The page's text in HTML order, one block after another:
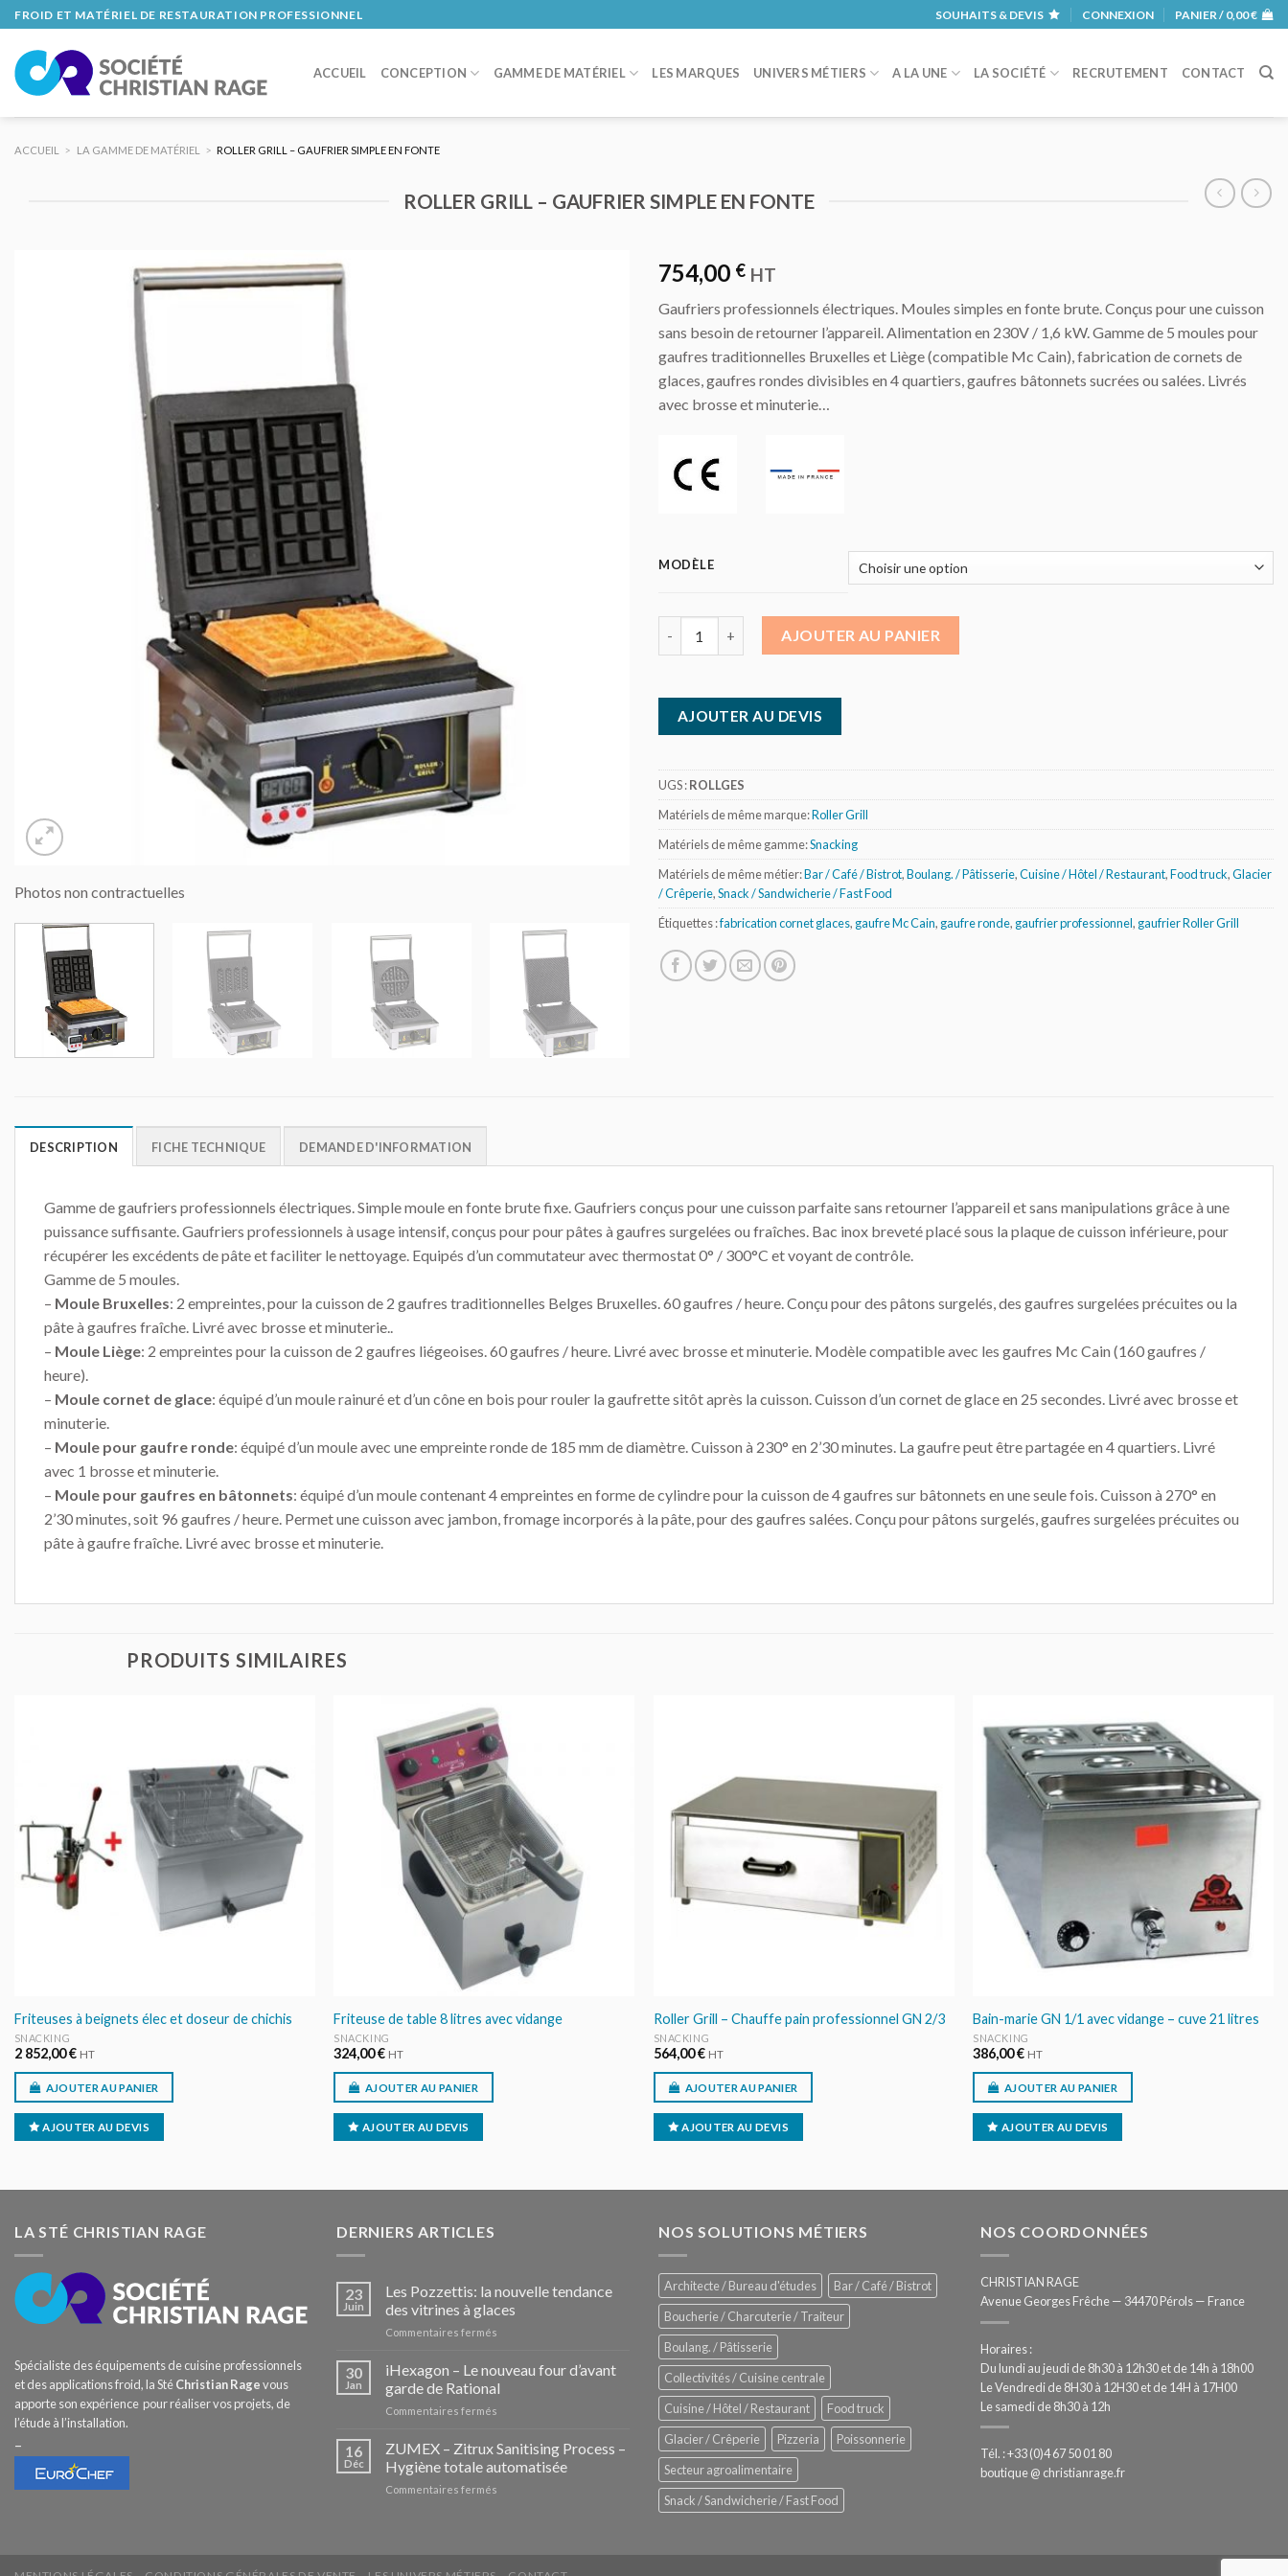
Skip
to
content
FROID ET MATÉRIEL DE RESTAURATION PROFESSIONNEL SOUHAITS & DEVIS CONNEXION PANIER / 0,00€
ACCUEIL CONCEPTION GAMME DE MATÉRIEL LES MARQUES UNIVERS MÉTIERS A LA UNE LA SOCIÉTÉ RECRUTEMENT CONTACT
ACCUEIL > LA GAMME DE MATÉRIEL > ROLLER GRILL – GAUFRIER SIMPLE EN FONTE
ROLLER GRILL – GAUFRIER SIMPLE EN FONTE
Photos non contractuelles
754,00 € HT
Gaufriers professionnels électriques. Moules simples en fonte brute. Conçus pour une cuisson
sans besoin de retourner l’appareil. Alimentation en 230V / 1,6 kW. Gamme de 5 moules pour
gaufres traditionnelles Bruxelles et Liège (compatible Mc Cain), fabrication de cornets de
glaces, gaufres rondes divisibles en 4 quartiers, gaufres bâtonnets sucrées ou salées. Livrés
avec brosse et minuterie…
MODÈLE
AJOUTER AU PANIER
AJOUTER AU DEVIS
UGS :ROLLGES
Matériels de même marque:Roller Grill
Matériels de même gamme:Snacking
Matériels de même métier:Bar / Café / Bistrot,Boulang. / Pâtisserie,Cuisine / Hôtel / Restaurant,Food truck,Glacier
/ Crêperie,Snack / Sandwicherie / Fast Food
Étiquettes :fabrication cornet glaces, gaufre Mc Cain, gaufre ronde, gaufrier professionnel, gaufrier Roller Grill
DESCRIPTION FICHE TECHNIQUE DEMANDE D'INFORMATION
Gamme de gaufriers professionnels électriques. Simple moule en fonte brute fixe. Gaufriers conçus pour une cuisson parfaite sans retourner l’appareil et sans manipulations grâce à une
puissance suffisante. Gaufriers professionnels à usage intensif, conçus pour pour pâtes à gaufres surgelées ou fraîches. Bac inox breveté placé sous la plaque de cuisson inférieure, pour
récupérer les excédents de pâte et faciliter le nettoyage. Equipés d’un commutateur avec thermostat 0° / 300°C et voyant de contrôle.
Gamme de 5 moules.
– Moule Bruxelles: 2 empreintes, pour la cuisson de 2 gaufres traditionnelles Belges Bruxelles. 60 gaufres / heure. Conçu pour des pâtons surgelés, des gaufres surgelées précuites ou la
pâte à gaufres fraîche. Livré avec brosse et minuterie..
– Moule Liège: 2 empreintes pour la cuisson de 2 gaufres liégeoises. 60 gaufres / heure. Livré avec brosse et minuterie. Modèle compatible avec les gaufres Mc Cain (160 gaufres /
heure).
– Moule cornet de glace: équipé d’un moule rainuré et d’un cône en bois pour rouler la gaufrette sitôt après la cuisson. Cuisson d’un cornet de glace en 25 secondes. Livré avec brosse et
minuterie.
– Moule pour gaufre ronde: équipé d’un moule avec une empreinte ronde de 185 mm de diamètre. Cuisson à 230° en 2’30 minutes. La gaufre peut être partagée en 4 quartiers. Livré
avec 1 brosse et minuterie.
– Moule pour gaufres en bâtonnets: équipé d’un moule contenant 4 empreintes en forme de cylindre pour la cuisson de 4 gaufres sur bâtonnets en une seule fois. Cuisson à 270° en
2’30 minutes, soit 96 gaufres / heure. Permet une cuisson avec jambon, fromage incorporés à la pâte, pour des gaufres salées. Conçu pour pâtons surgelés, gaufres surgelées précuites ou
pâte à gaufre fraîche. Livré avec brosse et minuterie.
PRODUITS SIMILAIRES
Friteuses à beignets élec et doseur de chichis
SNACKING
2 852,00€ HT
AJOUTER AU PANIER
AJOUTER AU DEVIS
Friteuse de table 8 litres avec vidange
SNACKING
324,00€ HT
AJOUTER AU PANIER
AJOUTER AU DEVIS
Roller Grill – Chauffe pain professionnel GN 2/3
SNACKING
564,00€ HT
AJOUTER AU PANIER
AJOUTER AU DEVIS
AJOUTER
AU DEVIS
Bain-marie GN 1/1 avec vidange – cuve 21 litres
SNACKING
386,00€ HT
AJOUTER AU PANIER
AJOUTER AU DEVIS
LA STÉ CHRISTIAN RAGE
Spécialiste des équipements de cuisine professionnels
et des applications froid, la StéChristian Ragevous
apporte son expérience pour réaliser vos projets, de
l’étude à l’installation.
–
DERNIERS ARTICLES
23
Juin
Les Pozzettis: la nouvelle tendance
des vitrines à glaces
Commentaires fermés
Pozzettis:
la
nouvelle
vitrines
30
Jan
iHexagon – Le nouveau four d’avant
garde de Rational
Commentaires fermés
–
Le
nouveau
Rational
16
Déc
ZUMEX – Zitrux Sanitising Process –
Hygiène totale automatisée
Commentaires fermés
Sanitising
Process
NOS SOLUTIONS MÉTIERS
Architecte / Bureau d'études
Bar / Café / Bistrot
Boucherie / Charcuterie / Traiteur
Boulang. / Pâtisserie
Collectivités / Cuisine centrale
Cuisine / Hôtel / Restaurant
Food truck
Glacier / Crêperie
Pizzeria
Poissonnerie
Secteur agroalimentaire
Snack / Sandwicherie / Fast Food
NOS COORDONNÉES
CHRISTIAN RAGE
Avenue Georges Frêche — 34470 Pérols — France
Horaires :
Du lundi au jeudi de 8h30 à 12h30 et de 14h à 18h00
Le Vendredi de 8H30 à 12H30 et de 14H à 17H00
Le samedi de 8h30 à 12h
Tél. : +33 (0)4 67 50 01 80
boutique @ christianrage.fr